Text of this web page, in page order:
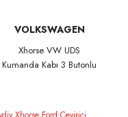
VOLKSWAGEN
Xhorse VW UDS
Kumanda Kabı 3 Butonlu